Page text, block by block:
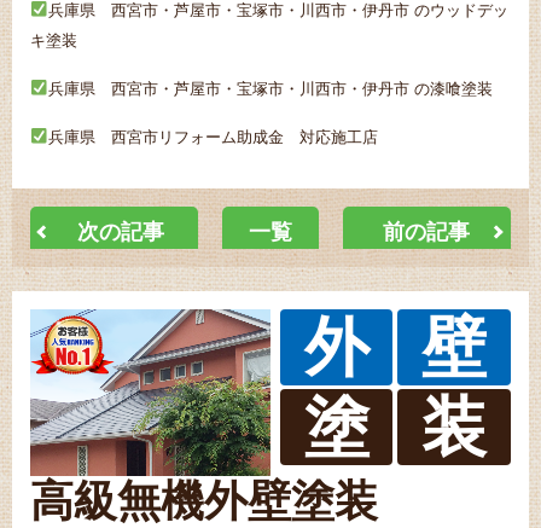
兵庫県 西宮市・芦屋市・宝塚市・川西市・伊丹市 のウッドデッ
キ塗装
兵庫県 西宮市・芦屋市・宝塚市・川西市・伊丹市 の漆喰塗装
兵庫県 西宮市リフォーム助成金 対応施工店
次の記事 一覧 前の記事
外
壁
塗
装
高級無機外壁塗装